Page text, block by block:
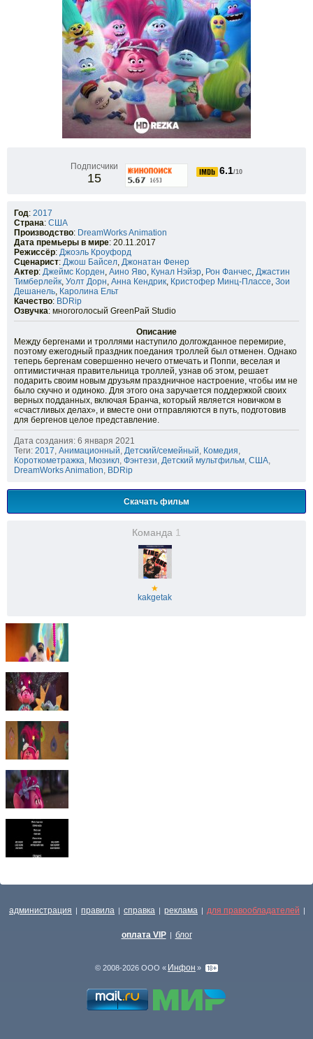
Подписчики
15
6.1/10
Год: 2017
Страна: США
Производство: DreamWorks Animation
Дата премьеры в мире: 20.11.2017
Режиссёр: Джоэль Кроуфорд
Сценарист: Джош Байсел, Джонатан Фенер
Актер: Джеймс Корден, Аино Яво, Кунал Нэйэр, Рон Фанчес, Джастин
Тимберлейк, Уолт Дорн, Анна Кендрик, Кристофер Минц-Плассе, Зои
Дешанель, Каролина Ельт
Качество: BDRip
Озвучка: многоголосый GreenРай Studio
Описание
Между бергенами и троллями наступило долгожданное перемирие,
поэтому ежегодный праздник поедания троллей был отменен. Однако
теперь бергенам совершенно нечего отмечать и Поппи, веселая и
оптимистичная правительница троллей, узнав об этом, решает
подарить своим новым друзьям праздничное настроение, чтобы им не
было скучно и одиноко. Для этого она заручается поддержкой своих
верных подданных, включая Бранча, который является новичком в
«счастливых делах», и вместе они отправляются в путь, подготовив
для бергенов целое представление.
Дата создания: 6 января 2021
Теги: 2017, Анимационный, Детский/семейный, Комедия,
Короткометражка, Мюзикл, Фэнтези, Детский мультфильм, США,
DreamWorks Animation, BDRip
Скачать фильм
Команда 1
★
kakgetak
администрация | правила | справка | реклама | для правообладателей |
оплата VIP | блог
© 2008-2026 ООО « Инфон »